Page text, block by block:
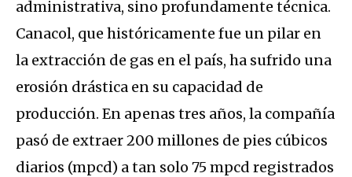
administrativa, sino profundamente técnica.
Canacol, que históricamente fue un pilar en
la extracción de gas en el país, ha sufrido una
erosión drástica en su capacidad de
producción. En apenas tres años, la compañía
pasó de extraer 200 millones de pies cúbicos
diarios (mpcd) a tan solo 75 mpcd registrados